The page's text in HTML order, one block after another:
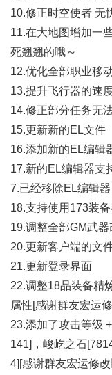
10.修正时空使者 无
11.在大地图增加一
死翘翘的哦～
12.优化全部职业移
13.提升飞行器的速
14.修正部分任务无
15.更新新的EL文件
16.添加新的EL编辑
17.新的EL编辑器支
7.已经移除EL编辑
18.支持使用173装
19.调整全部GM武
20.更新客户端的文
21.更新登录界面
22.调整18品装备精
属性[感谢群友宏运
23.添加了攻击等级
141]，峻屹之石
4][感谢群友宏运修